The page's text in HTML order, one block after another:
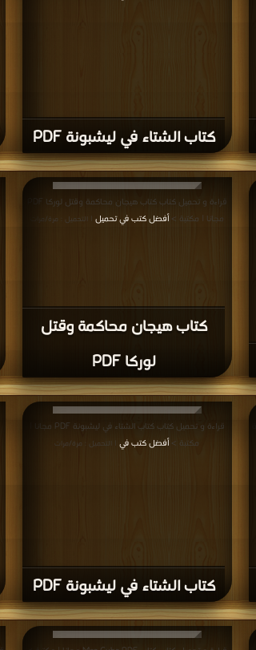
كتاب الشتاء في ليشبونة PDF
كتاب هيجان محاكمة وقتل
لوركا PDF
مجانا | مكتبة >أفضل كتب في تحميل | التحميل : مرة/مرات
كتاب الشتاء في ليشبونة PDF
قراءة و تحميل كتاب كتاب الشتاء في ليشبونة PDF مجانا |
مكتبة >أفضل كتب في | التحميل : مرة/مرات